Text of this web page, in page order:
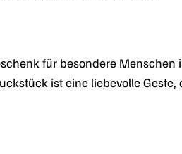
für besondere Menschen
ist eine liebevolle Geste,